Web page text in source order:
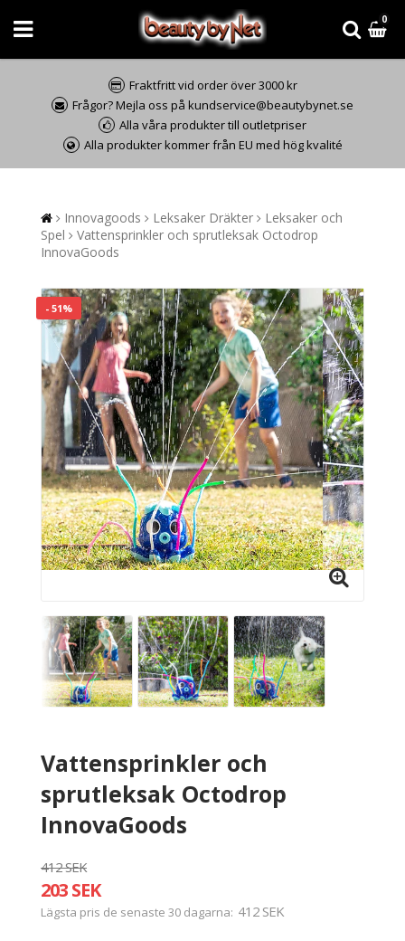
0
Fraktfritt vid order över 3000 kr
Frågor? Mejla oss på kundservice@beautybynet.se
Alla våra produkter till outletpriser
Alla produkter kommer från EU med hög kvalité
Innovagoods Leksaker Dräkter
Leksaker och
Spel
Vattensprinkler och sprutleksak Octodrop
InnovaGoods
- 51%
Vattensprinkler och
sprutleksak Octodrop
InnovaGoods
412 SEK
203 SEK
Lägsta pris de senaste 30 dagarna 412 SEK